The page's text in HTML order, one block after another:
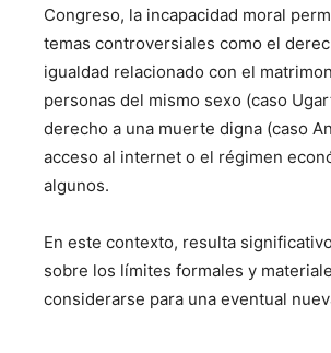
Congreso, la incapacidad moral
temas controversiales como el
igualdad relacionado con el
personas del mismo sexo (caso
derecho a una muerte digna (caso
acceso al internet o el régimen
algunos.
En este contexto, resulta
sobre los límites formales y
considerarse para una eventual